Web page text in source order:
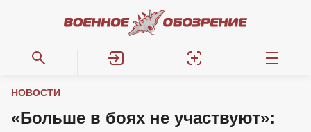
НОВОСТИ
«Больше в боях не участвуют»: